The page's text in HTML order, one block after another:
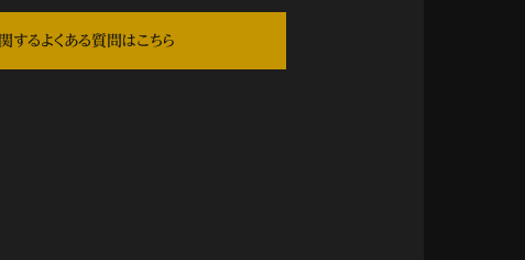
するよくある質問はこちら